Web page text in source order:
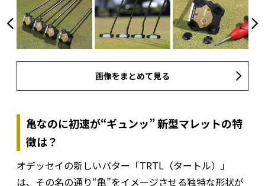
画像をまとめて見る
亀なのに初速が“ギュンッ” 新型マレットの特
徴は？
オデッセイの新しいパター「TRTL（タートル）」
は、その名の通り“亀”をイメージさせる独特な形状が